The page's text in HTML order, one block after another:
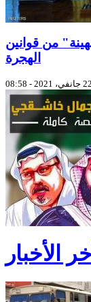
من قوانين
الهجرة
آخر الأخبار